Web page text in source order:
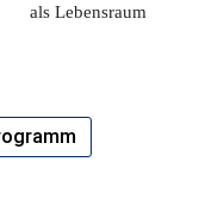
als Lebensraum